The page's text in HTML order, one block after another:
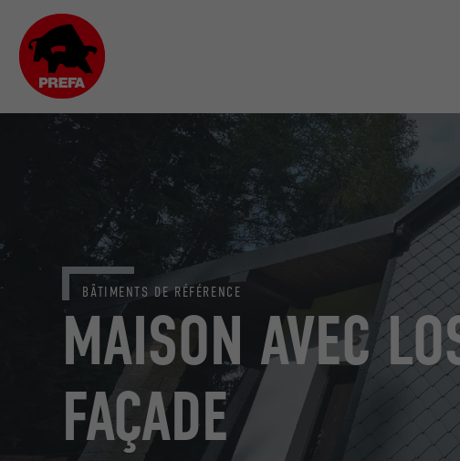
MAISON AVEC
FAÇADE
BÂTIMENTS DE RÉFÉRENCE